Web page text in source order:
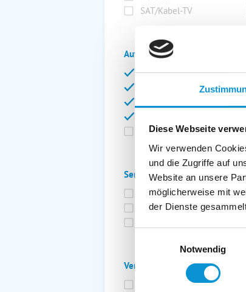
Diese Webseite
Wir verwenden
und die Zugriffe auf
Website an unsere
möglicherweise mit
der Dienste
Notwendig
SAT/Kabel-TV
Außenanlage:
Garten/Liegewiese
Balkon
Service:
Bettwäsche inkl.
Fahrräder
Verpflegung:
Brötchenservice